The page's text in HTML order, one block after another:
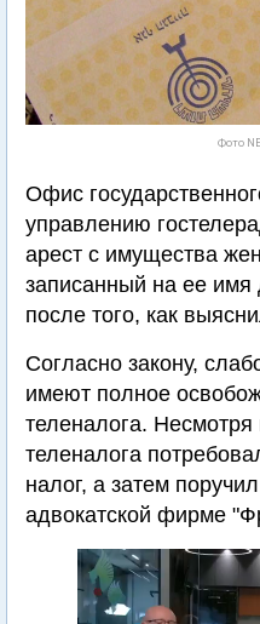
Фото
Офис
управлению
арест с имущества
записанный на ее имя
после того, как
Согласно закону,
имеют полное
теленалога. Несмотря
теленалога
налог, а затем
адвокатской фирме